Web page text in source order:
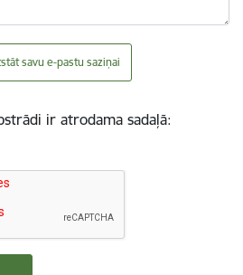
savu e-pastu saziņai
ir atrodama sadaļā: